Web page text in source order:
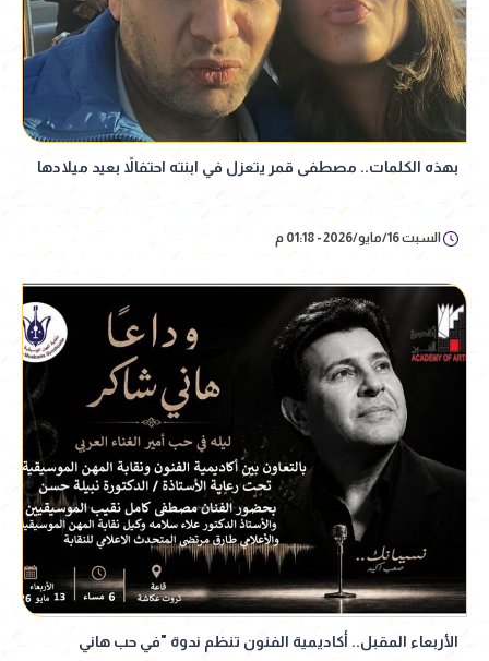
بهذه الكلمات.. مصطفى قمر يتعزل في ابنته احتفالاً بعيد ميلادها
السبت 16/مايو/2026 - 01:18 م
الأربعاء المقبل.. أكاديمية الفنون تنظم ندوة "في حب هاني